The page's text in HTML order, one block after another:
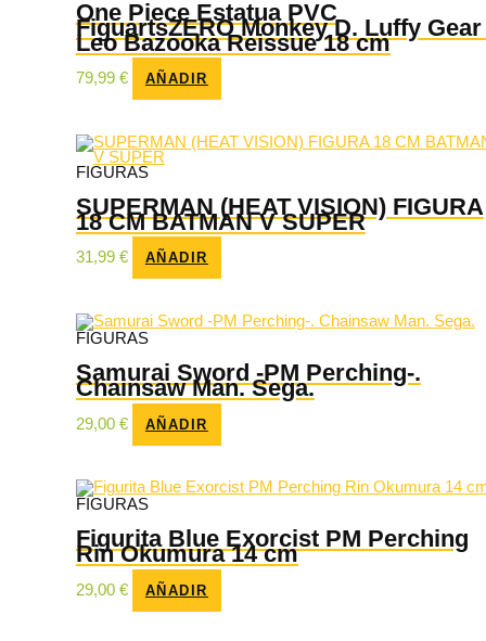
One Piece Estatua PVC
FiguartsZERO Monkey D. Luffy Gear
Leo Bazooka Reissue 18 cm
79,99 € AÑADIR
FIGURAS
SUPERMAN (HEAT VISION) FIGURA
18 CM BATMAN V SUPER
31,99 € AÑADIR
FIGURAS
Samurai Sword -PM Perching-.
Chainsaw Man. Sega.
29,00 € AÑADIR
FIGURAS
Figurita Blue Exorcist PM Perching
Rin Okumura 14 cm
29,00 € AÑADIR